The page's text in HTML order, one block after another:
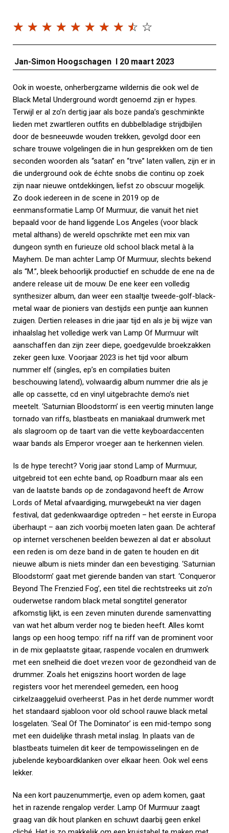
☆ ☆ ☆ ☆ ☆ ☆ ☆ ☆ ☆ ☆
Jan-Simon Hoogschagen I 20 maart 2023
Ook in woeste, onherbergzame wildernis die ook wel de
Black Metal Underground wordt genoemd zijn er hypes.
Terwijl er al zo’n dertig jaar als boze panda’s geschminkte
lieden met zwartleren outfits en dubbelbladige strijdbijlen
door de besneeuwde wouden trekken, gevolgd door een
schare trouwe volgelingen die in hun gesprekken om de tien
seconden woorden als “satan” en “trve” laten vallen, zijn er in
die underground ook de échte snobs die continu op zoek
zijn naar nieuwe ontdekkingen, liefst zo obscuur mogelijk.
Zo dook iedereen in de scene in 2019 op de
eenmansformatie Lamp Of Murmuur, die vanuit het niet
bepaald voor de hand liggende Los Angeles (voor black
metal althans) de wereld opschrikte met een mix van
dungeon synth en furieuze old school black metal à la
Mayhem. De man achter Lamp Of Murmuur, slechts bekend
als “M.”, bleek behoorlijk productief en schudde de ene na de
andere release uit de mouw. De ene keer een volledig
synthesizer album, dan weer een staaltje tweede-golf-black-
metal waar de pioniers van destijds een puntje aan kunnen
zuigen. Dertien releases in drie jaar tijd en als je bij wijze van
inhaalslag het volledige werk van Lamp Of Murmuur wilt
aanschaffen dan zijn zeer diepe, goedgevulde broekzakken
zeker geen luxe. Voorjaar 2023 is het tijd voor album
nummer elf (singles, ep’s en compilaties buiten
beschouwing latend), volwaardig album nummer drie als je
alle op cassette, cd en vinyl uitgebrachte demo’s niet
meetelt. ‘Saturnian Bloodstorm’ is een veertig minuten lange
tornado van riffs, blastbeats en maniakaal drumwerk met
als slagroom op de taart van die vette keyboardaccenten
waar bands als Emperor vroeger aan te herkennen vielen.
Is de hype terecht? Vorig jaar stond Lamp of Murmuur,
uitgebreid tot een echte band, op Roadburn maar als een
van de laatste bands op de zondagavond heeft de Arrow
Lords of Metal afvaardiging, murwgebeukt na vier dagen
festival, dat gedenkwaardige optreden – het eerste in Europa
überhaupt – aan zich voorbij moeten laten gaan. De achteraf
op internet verschenen beelden bewezen al dat er absoluut
een reden is om deze band in de gaten te houden en dit
nieuwe album is niets minder dan een bevestiging. ‘Saturnian
Bloodstorm’ gaat met gierende banden van start. ‘Conqueror
Beyond The Frenzied Fog’, een titel die rechtstreeks uit zo’n
ouderwetse random black metal songtitel generator
afkomstig lijkt, is een zeven minuten durende samenvatting
van wat het album verder nog te bieden heeft. Alles komt
langs op een hoog tempo: riff na riff van de prominent voor
in de mix geplaatste gitaar, raspende vocalen en drumwerk
met een snelheid die doet vrezen voor de gezondheid van de
drummer. Zoals het enigszins hoort worden de lage
registers voor het merendeel gemeden, een hoog
cirkelzaaggeluid overheerst. Pas in het derde nummer wordt
het standaard sjabloon voor old school rauwe black metal
losgelaten. ‘Seal Of The Dominator’ is een mid-tempo song
met een duidelijke thrash metal inslag. In plaats van de
blastbeats tuimelen dit keer de tempowisselingen en de
jubelende keyboardklanken over elkaar heen. Ook wel eens
lekker.
Na een kort pauzenummertje, even op adem komen, gaat
het in razende rengalop verder. Lamp Of Murmuur zaagt
graag van dik hout planken en schuwt daarbij geen enkel